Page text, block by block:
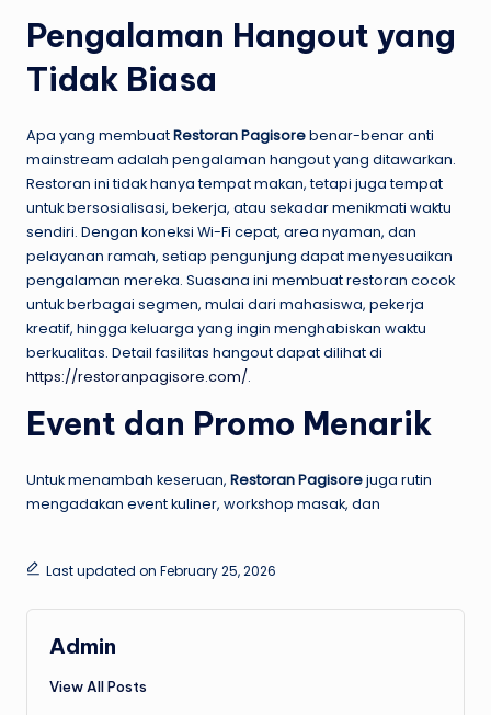
Pengalaman Hangout yang
Tidak Biasa
Apa yang membuatRestoran Pagisorebenar-benar anti
mainstream adalah pengalaman hangout yang ditawarkan.
Restoran ini tidak hanya tempat makan, tetapi juga tempat
untuk bersosialisasi, bekerja, atau sekadar menikmati waktu
sendiri. Dengan koneksi Wi-Fi cepat, area nyaman, dan
pelayanan ramah, setiap pengunjung dapat menyesuaikan
pengalaman mereka. Suasana ini membuat restoran cocok
untuk berbagai segmen, mulai dari mahasiswa, pekerja
kreatif, hingga keluarga yang ingin menghabiskan waktu
berkualitas. Detail fasilitas hangout dapat dilihat di
https://restoranpagisore.com/.
Event dan Promo Menarik
Untuk menambah keseruan, Restoran Pagisorejuga rutin
mengadakan event kuliner, workshop masak, dan
Last updated on February 25, 2026
Admin
View All Posts